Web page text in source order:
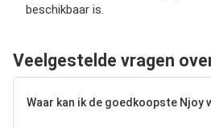
beschikbaar is.
Veelgestelde vragen
Waar kan ik de goedkoopste Njoy